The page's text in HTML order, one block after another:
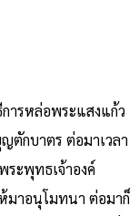
ารหล่อพระแสงแก้ว
ตักบาตร ต่อมาเวลา
ะพุทธเจ้าองค์
มาอนุโมทนา ต่อมาก็